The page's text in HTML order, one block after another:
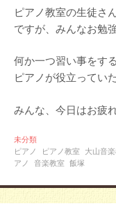
ピアノ教室の生徒さ
ですが、みんなお勉
何か一つ習い事をす
ピアノが役立ってい
みんな、今日はお疲
未分類
ピアノ
ピアノ教室 大山音
アノ
音楽教室 飯塚